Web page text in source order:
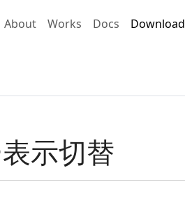
About Works Docs Download
示切替